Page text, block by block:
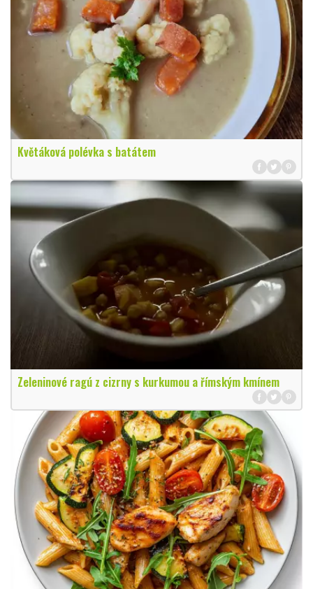
Květáková polévka s batátem
Zeleninové ragú z cizrny s kurkumou a římským kmínem